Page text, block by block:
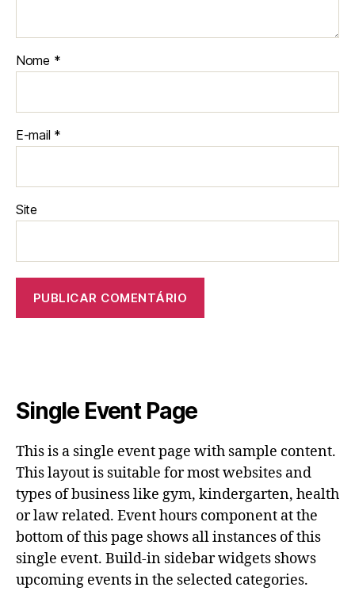
Nome *
E-mail *
Site
Single Event Page
This is a single event page with sample content.
This layout is suitable for most websites and
types of business like gym, kindergarten, health
or law related. Event hours component at the
bottom of this page shows all instances of this
single event. Build-in sidebar widgets shows
upcoming events in the selected categories.